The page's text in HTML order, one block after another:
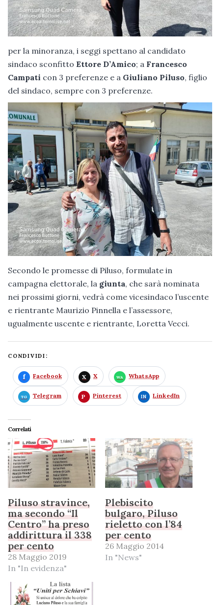
per la minoranza, i seggi spettano al candidato
sindaco sconfitto Ettore D’Amico; a Francesco
Campati con 3 preferenze e a Giuliano Piluso, figlio
del sindaco, sempre con 3 preferenze.
Secondo le promesse di Piluso, formulate in
campagna elettorale, la giunta, che sarà nominata
nei prossimi giorni, vedrà come vicesindaco l’uscente
e rientrante Maurizio Pinnella e l’assessore,
ugualmente uscente e rientrante, Loretta Vecci.
CONDIVIDI:
Facebook X WhatsApp
Telegram Pinterest LinkedIn
Correlati
Piluso stravince,
ma secondo “Il
Centro” ha preso
addirittura il 338
per cento
28 Maggio 2019
In "In evidenza"
Plebiscito
bulgaro, Piluso
rieletto con l’84
per cento
26 Maggio 2014
In "News"